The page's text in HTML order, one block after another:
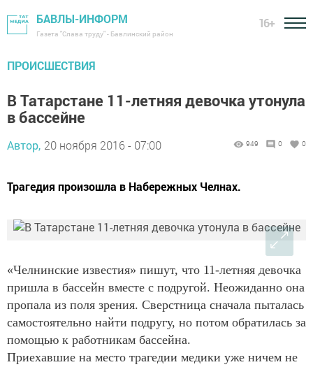
БАВЛЫ-ИНФОРМ
Газета "Слава труду" - Бавлинский район
16+
ПРОИСШЕСТВИЯ
В Татарстане 11-летняя девочка утонула
в бассейне
Автор, 20 ноября 2016 - 07:00 949 0 0
Трагедия произошла в Набережных Челнах.
«Челнинские известия» пишут, что 11-летняя девочка
пришла в бассейн вместе с подругой. Неожиданно она
пропала из поля зрения. Сверстница сначала пыталась
самостоятельно найти подругу, но потом обратилась за
помощью к работникам бассейна.
Приехавшие на место трагедии медики уже ничем не